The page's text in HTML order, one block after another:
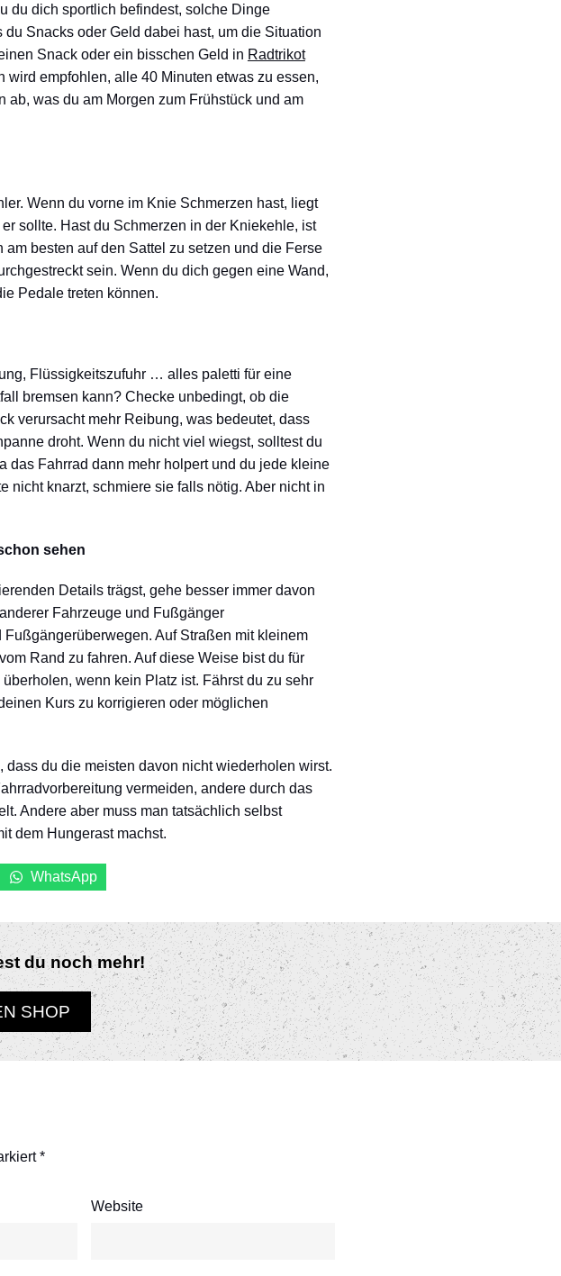
du dich sportlich befindest, solche Dinge
Snacks oder Geld dabei hast, um die Situation
Snack oder ein bisschen Geld in Radtrikot
empfohlen, alle 40 Minuten etwas zu essen,
was du am Morgen zum Frühstück und am
Wenn du vorne im Knie Schmerzen hast, liegt
sollte. Hast du Schmerzen in der Kniekehle, ist
besten auf den Sattel zu setzen und die Ferse
sein. Wenn du dich gegen eine Wand,
Pedale treten können.
Flüssigkeitszufuhr … alles paletti für eine
bremsen kann? Checke unbedingt, ob die
verursacht mehr Reibung, was bedeutet, dass
droht. Wenn du nicht viel wiegst, solltest du
das Fahrrad dann mehr holpert und du jede kleine
nicht knarzt, schmiere sie falls nötig. Aber nicht in
sehen
Details trägst, gehe besser immer davon
Fahrzeuge und Fußgänger
Auf Straßen mit kleinem
Rand zu fahren. Auf diese Weise bist du für
wenn kein Platz ist. Fährst du zu sehr
Kurs zu korrigieren oder möglichen
du die meisten davon nicht wiederholen wirst.
vermeiden, andere durch das
Andere aber muss man tatsächlich selbst
dem Hungerast machst.
WhatsApp
du noch mehr!
SHOP
*
Website